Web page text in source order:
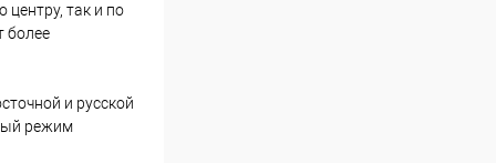
центру, так и по
более
и русской
режим